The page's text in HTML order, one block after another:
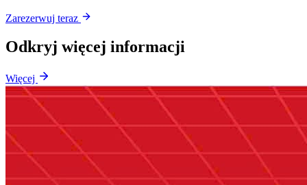
Zarezerwuj teraz
Odkryj więcej informacji
Więcej